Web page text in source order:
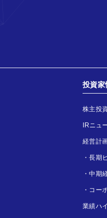
投資家
株主投
IRニュ
経営計
・長期
・中期
・ コー
業績ハ